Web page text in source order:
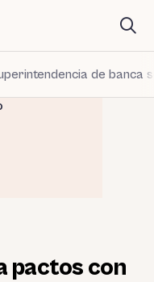
de banca
pactos con